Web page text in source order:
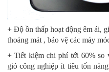
+ Độ ồn thấp hoạt động êm ái,
thoáng mát , bảo vệ các máy
+ Tiết kiệm chi phí tới 60% so
gió công nghiệp ít tiêu tốn